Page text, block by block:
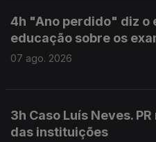
4h "Ano perdido" diz o
educação sobre os
07 ago. 2026
3h Caso Luís Neves.
das instituições